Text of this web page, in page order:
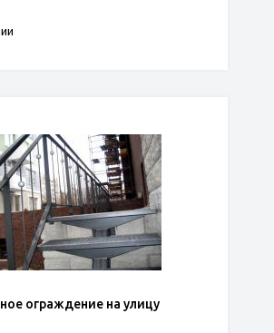
ограждение на улицу